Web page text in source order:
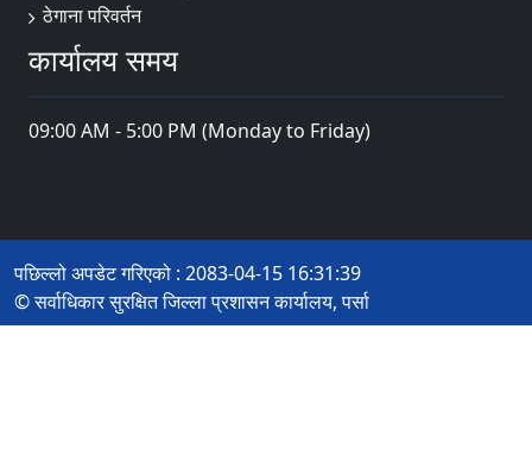
ठेगाना परिवर्तन
कार्यालय समय
09:00 AM - 5:00 PM (Monday to Friday)
पछिल्लो अपडेट गरिएको : 2083-04-15 16:31:39
© सर्वाधिकार सुरक्षित जिल्ला प्रशासन कार्यालय, पर्सा